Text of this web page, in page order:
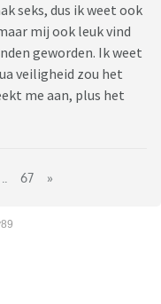
seks, dus ik weet ook
mij ook leuk vind
geworden. Ik weet
veiligheid zou het
me aan, plus het
.. 67 »